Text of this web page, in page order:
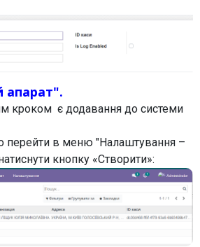
апарат".
кроком є додавання до системи
перейти в меню "Налаштування –
кнопку «Створити»: